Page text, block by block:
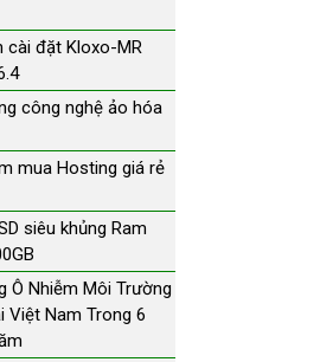
cài đặt Kloxo-MR
công nghệ ảo hóa
mua Hosting giá rẻ
siêu khủng Ram
Ô Nhiễm Môi Trường
Việt Nam Trong 6